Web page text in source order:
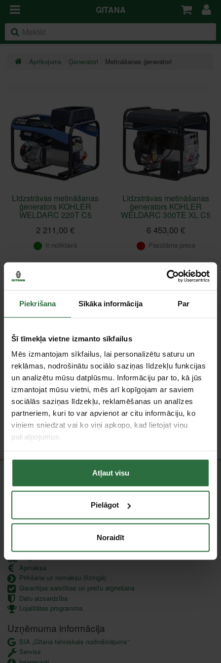
Piekrišana Sīkāka informācija Par
Šī tīmekļa vietne izmanto sīkfailus
Mēs izmantojam sīkfailus, lai personalizētu saturu un
reklāmas, nodrošinātu sociālo saziņas līdzekļu funkcijas
un analizētu mūsu datplūsmu. Informāciju par to, kā jūs
izmantojat mūsu vietni, mēs arī kopīgojam ar saviem
sociālās saziņas līdzekļu, reklamēšanas un analīzes
partneriem, kuri to var apvienot ar citu informāciju, ko
viņiem sniedzat vai ko viņi apkopo, kad lietojat viņu
pakalpojumus.
Atļaut visu
Pielāgot
Noraidīt
GITANA
Aprīkojums Ģeneratori Metināšanas ģeneratori
Līdzstrāvas metināšanas
ģenerators KOHLER
WELDARC 220T C5
2 211,00 €
Ir noliktavā
Līdzstrāvas metināšanas
ģenerators KOHLER
WELDARC 300TE XL C5
6 453,00 €
Pasūtāma prece
Līdzstrāvas metināšanas
ģenerators SDMO
WELDARC 200 C5
2 041,86 €
Pasūtāma prece
Piegāde
Apmaksa
Pirkšana uz nomaksu (līzingā)
Garantijas saistības un preču atgriešana
Datu aizsardzība
Lojalitātes programma
Uzņēmuma informācija
SIA „Gitana tehniskais nodrošinājums”
Serviss